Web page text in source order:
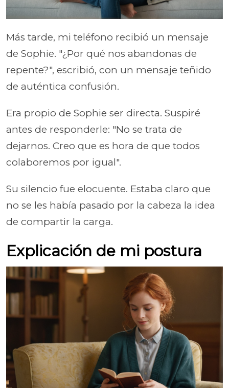
Más tarde, mi teléfono recibió un mensaje
de Sophie. "¿Por qué nos abandonas de
repente?", escribió, con un mensaje teñido
de auténtica confusión.
Era propio de Sophie ser directa. Suspiré
antes de responderle: "No se trata de
dejarnos. Creo que es hora de que todos
colaboremos por igual".
Su silencio fue elocuente. Estaba claro que
no se les había pasado por la cabeza la idea
de compartir la carga.
Explicación de mi postura